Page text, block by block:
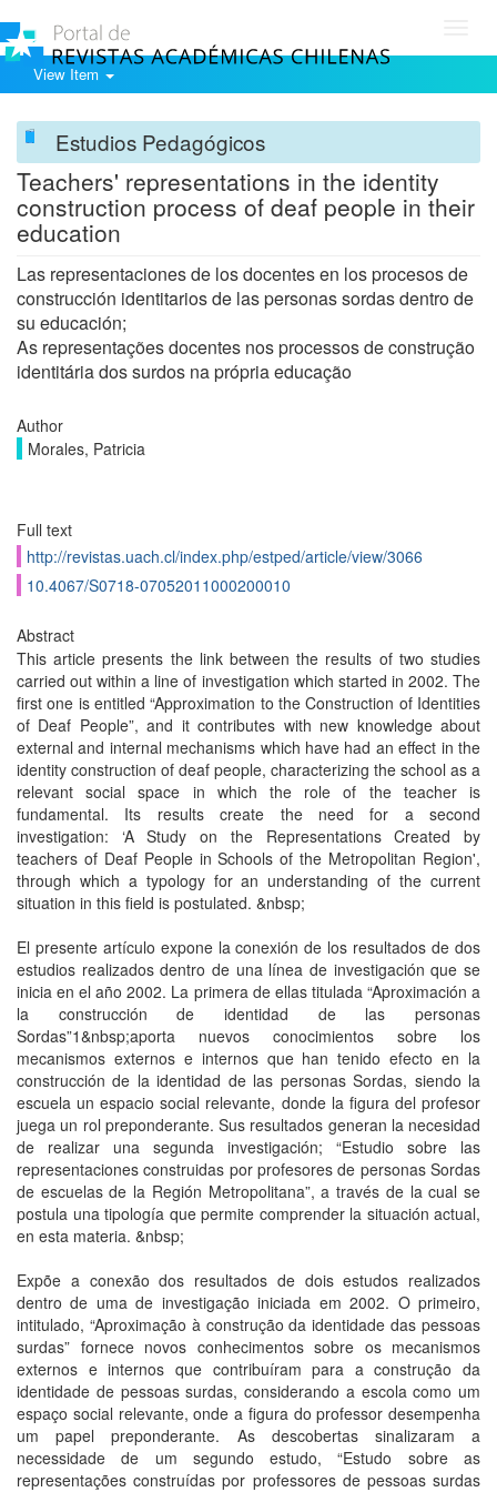
View Item
Estudios Pedagógicos
Teachers' representations in the identity
construction process of deaf people in their
education
Las representaciones de los docentes en los procesos de
construcción identitarios de las personas sordas dentro de
su educación;
As representações docentes nos processos de construção
identitária dos surdos na própria educação
Author
Morales, Patricia
Full text
http://revistas.uach.cl/index.php/estped/article/view/3066
10.4067/S0718-07052011000200010
Abstract
This article presents the link between the results of two studies
carried out within a line of investigation which started in 2002. The
first one is entitled “Approximation to the Construction of Identities
of Deaf People”, and it contributes with new knowledge about
external and internal mechanisms which have had an effect in the
identity construction of deaf people, characterizing the school as a
relevant social space in which the role of the teacher is
fundamental. Its results create the need for a second
investigation: ‘A Study on the Representations Created by
teachers of Deaf People in Schools of the Metropolitan Region',
through which a typology for an understanding of the current
situation in this field is postulated. &nbsp;
El presente artículo expone la conexión de los resultados de dos
estudios realizados dentro de una línea de investigación que se
inicia en el año 2002. La primera de ellas titulada “Aproximación a
la construcción de identidad de las personas
Sordas”1&nbsp;aporta nuevos conocimientos sobre los
mecanismos externos e internos que han tenido efecto en la
construcción de la identidad de las personas Sordas, siendo la
escuela un espacio social relevante, donde la figura del profesor
juega un rol preponderante. Sus resultados generan la necesidad
de realizar una segunda investigación; “Estudio sobre las
representaciones construidas por profesores de personas Sordas
de escuelas de la Región Metropolitana”, a través de la cual se
postula una tipología que permite comprender la situación actual,
en esta materia. &nbsp;
Expõe a conexão dos resultados de dois estudos realizados
dentro de uma de investigação iniciada em 2002. O primeiro,
intitulado, “Aproximação à construção da identidade das pessoas
surdas” fornece novos conhecimentos sobre os mecanismos
externos e internos que contribuíram para a construção da
identidade de pessoas surdas, considerando a escola como um
espaço social relevante, onde a figura do professor desempenha
um papel preponderante. As descobertas sinalizaram a
necessidade de um segundo estudo, “Estudo sobre as
representações construídas por professores de pessoas surdas